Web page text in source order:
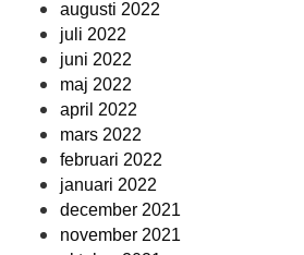
augusti 2022
juli 2022
juni 2022
maj 2022
april 2022
mars 2022
februari 2022
januari 2022
december 2021
november 2021